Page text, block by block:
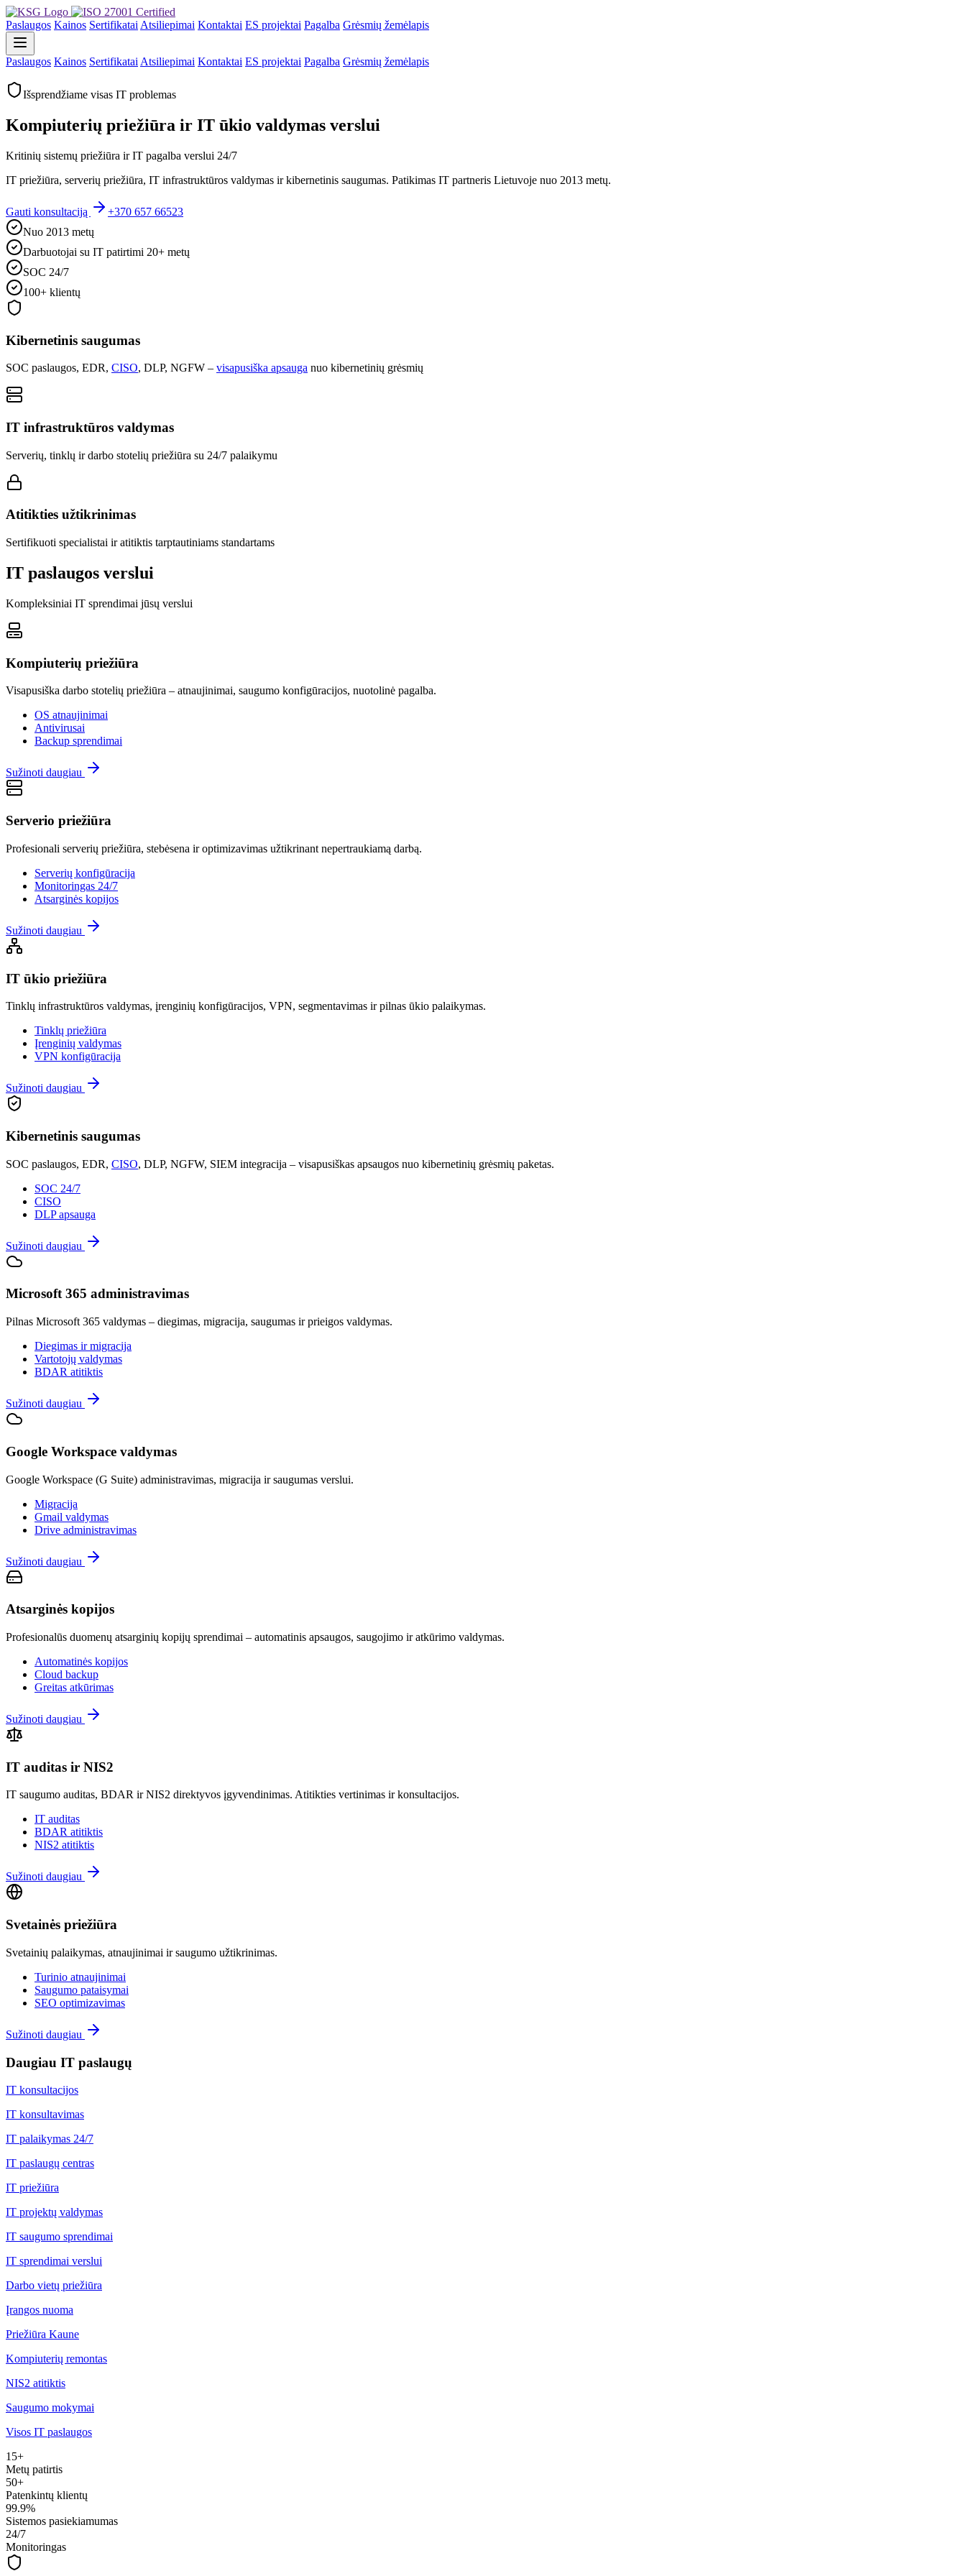
Paslaugos Kainos Sertifikatai Atsiliepimai Kontaktai ES projektai Pagalba Grėsmių žemėlapis
Paslaugos Kainos Sertifikatai Atsiliepimai Kontaktai ES projektai Pagalba Grėsmių žemėlapis
Išsprendžiame visas IT problemas
Kompiuterių priežiūra ir IT ūkio valdymas verslui
Kritinių sistemų priežiūra ir IT pagalba verslui 24/7
IT priežiūra, serverių priežiūra, IT infrastruktūros valdymas ir kibernetinis saugumas. Patikimas IT partneris Lietuvoje nuo 2013 metų.
Gauti konsultaciją
+370 657 66523
Nuo 2013 metų
Darbuotojai su IT patirtimi 20+ metų
SOC 24/7
100+ klientų
Kibernetinis saugumas
SOC paslaugos, EDR, CISO, DLP, NGFW – visapusiška apsauga nuo kibernetinių grėsmių
IT infrastruktūros valdymas
Serverių, tinklų ir darbo stotelių priežiūra su 24/7 palaikymu
Atitikties užtikrinimas
Sertifikuoti specialistai ir atitiktis tarptautiniams standartams
IT paslaugos verslui
Kompleksiniai IT sprendimai jūsų verslui
Kompiuterių priežiūra
Visapusiška darbo stotelių priežiūra – atnaujinimai, saugumo konfigūracijos, nuotolinė pagalba.
OS atnaujinimai
Antivirusai
Backup sprendimai
Sužinoti daugiau
Serverio priežiūra
Profesionali serverių priežiūra, stebėsena ir optimizavimas užtikrinant nepertraukiamą darbą.
Serverių konfigūracija
Monitoringas 24/7
Atsarginės kopijos
Sužinoti daugiau
IT ūkio priežiūra
Tinklų infrastruktūros valdymas, įrenginių konfigūracijos, VPN, segmentavimas ir pilnas ūkio palaikymas.
Tinklų priežiūra
Įrenginių valdymas
VPN konfigūracija
Sužinoti daugiau
Kibernetinis saugumas
SOC paslaugos, EDR, CISO, DLP, NGFW, SIEM integracija – visapusiškas apsaugos nuo kibernetinių grėsmių paketas.
SOC 24/7
CISO
DLP apsauga
Sužinoti daugiau
Microsoft 365 administravimas
Pilnas Microsoft 365 valdymas – diegimas, migracija, saugumas ir prieigos valdymas.
Diegimas ir migracija
Vartotojų valdymas
BDAR atitiktis
Sužinoti daugiau
Google Workspace valdymas
Google Workspace (G Suite) administravimas, migracija ir saugumas verslui.
Migracija
Gmail valdymas
Drive administravimas
Sužinoti daugiau
Atsarginės kopijos
Profesionalūs duomenų atsarginių kopijų sprendimai – automatinis apsaugos, saugojimo ir atkūrimo valdymas.
Automatinės kopijos
Cloud backup
Greitas atkūrimas
Sužinoti daugiau
IT auditas ir NIS2
IT saugumo auditas, BDAR ir NIS2 direktyvos įgyvendinimas. Atitikties vertinimas ir konsultacijos.
IT auditas
BDAR atitiktis
NIS2 atitiktis
Sužinoti daugiau
Svetainės priežiūra
Svetainių palaikymas, atnaujinimai ir saugumo užtikrinimas.
Turinio atnaujinimai
Saugumo pataisymai
SEO optimizavimas
Sužinoti daugiau
Daugiau IT paslaugų
IT konsultacijos
IT konsultavimas
IT palaikymas 24/7
IT paslaugų centras
IT priežiūra
IT projektų valdymas
IT saugumo sprendimai
IT sprendimai verslui
Darbo vietų priežiūra
Įrangos nuoma
Priežiūra Kaune
Kompiuterių remontas
NIS2 atitiktis
Saugumo mokymai
Visos IT paslaugos
15+
Metų patirtis
50+
Patenkintų klientų
99.9%
Sistemos pasiekiamumas
24/7
Monitoringas